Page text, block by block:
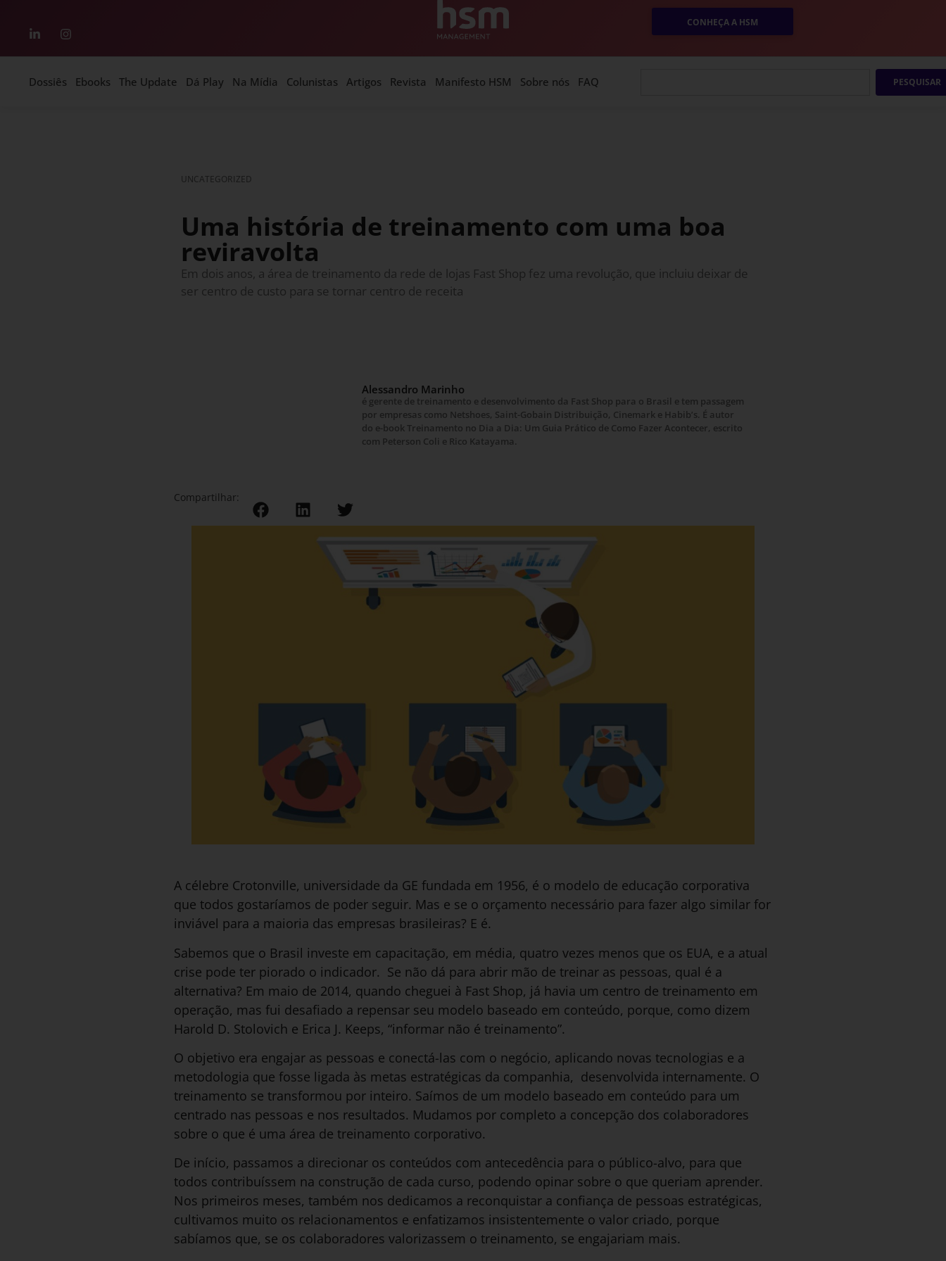
CONHEÇA A HSM
Dossiês Ebooks The Update Dá Play Na Mídia Colunistas Artigos Revista Manifesto HSM Sobre nós FAQ PESQUISAR
UNCATEGORIZED
Uma história de treinamento com uma boa
reviravolta
Em dois anos, a área de treinamento da rede de lojas Fast Shop fez uma revolução, que incluiu deixar de
ser centro de custo para se tornar centro de receita
Alessandro Marinho
é gerente de treinamento e desenvolvimento da Fast Shop para o Brasil e tem passagem
por empresas como Netshoes, Saint-Gobain Distribuição, Cinemark e Habib’s. É autor
do e-book Treinamento no Dia a Dia: Um Guia Prático de Como Fazer Acontecer, escrito
com Peterson Coli e Rico Katayama.
Compartilhar:
A célebre Crotonville, universidade da GE fundada em 1956, é o modelo de educação corporativa
que todos gostaríamos de poder seguir. Mas e se o orçamento necessário para fazer algo similar for
inviável para a maioria das empresas brasileiras? E é.
Sabemos que o Brasil investe em capacitação, em média, quatro vezes menos que os EUA, e a atual
crise pode ter piorado o indicador. Se não dá para abrir mão de treinar as pessoas, qual é a
alternativa? Em maio de 2014, quando cheguei à Fast Shop, já havia um centro de treinamento em
operação, mas fui desafiado a repensar seu modelo baseado em conteúdo, porque, como dizem
Harold D. Stolovich e Erica J. Keeps, “informar não é treinamento”.
O objetivo era engajar as pessoas e conectá-las com o negócio, aplicando novas tecnologias e a
metodologia que fosse ligada às metas estratégicas da companhia, desenvolvida internamente. O
treinamento se transformou por inteiro. Saímos de um modelo baseado em conteúdo para um
centrado nas pessoas e nos resultados. Mudamos por completo a concepção dos colaboradores
sobre o que é uma área de treinamento corporativo.
De início, passamos a direcionar os conteúdos com antecedência para o público-alvo, para que
todos contribuíssem na construção de cada curso, podendo opinar sobre o que queriam aprender.
Nos primeiros meses, também nos dedicamos a reconquistar a confiança de pessoas estratégicas,
cultivamos muito os relacionamentos e enfatizamos insistentemente o valor criado, porque
sabíamos que, se os colaboradores valorizassem o treinamento, se engajariam mais.